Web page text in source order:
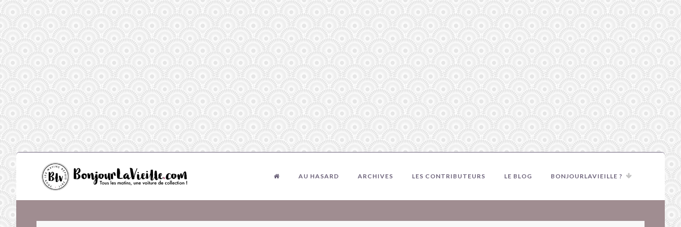
AU HASARD ARCHIVES LES CONTRIBUTEURS LE BLOG BONJOURLAVIEILLE ?